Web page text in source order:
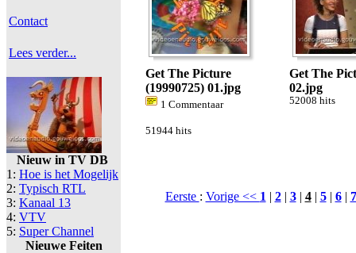
Contact
Lees verder...
Nieuw in TV DB
1: Hoe is het Mogelijk
2: Typisch RTL
3: Kanaal 13
4: VTV
5: Super Channel
Nieuwe Feiten
Get The Picture
(19990725) 01.jpg
1 Commentaar
51944 hits
Get The
02.jpg
52008 hits
Eerste : Vorige << 1 | 2| 3| 4| 5| 6| 7